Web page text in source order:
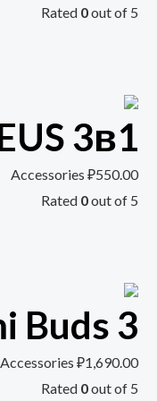
Rated 0out of 5
3в1
Accessories ₽550.00
Rated 0out of 5
Buds 3
Accessories ₽1,690.00
Rated 0out of 5